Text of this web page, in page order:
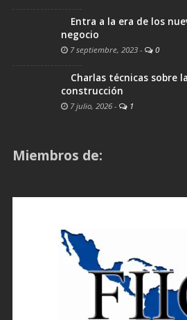
Entra a la era de los
negocio
7 septiembre, 2023 - 0
Charlas técnicas sobre
construcción
7 julio, 2026 - 1
Miembros de: